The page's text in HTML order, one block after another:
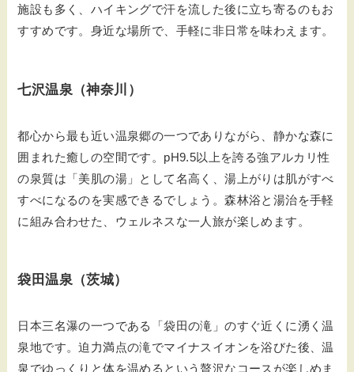
施設も多く、ハイキングで汗を流した後に立ち寄るのもお
すすめです。身近な場所で、手軽に非日常を味わえます。
七沢温泉（神奈川）
都心から最も近い温泉郷の一つでありながら、静かな森に
囲まれた癒しの空間です。pH9.5以上を誇る強アルカリ性
の泉質は「美肌の湯」として名高く、湯上がりは肌がすべ
すべになるのを実感できるでしょう。森林浴と湯治を手軽
に組み合わせた、ウェルネスな一人旅が楽しめます。
袋田温泉（茨城）
日本三名瀑の一つである「袋田の滝」のすぐ近くに湧く温
泉地です。迫力満点の滝でマイナスイオンを浴びた後、温
泉でゆっくりと体を温めるという贅沢なコースが楽しめま